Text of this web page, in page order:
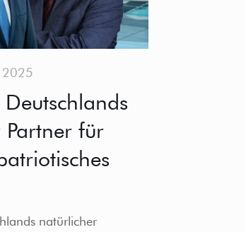
2025
für
natürlicher